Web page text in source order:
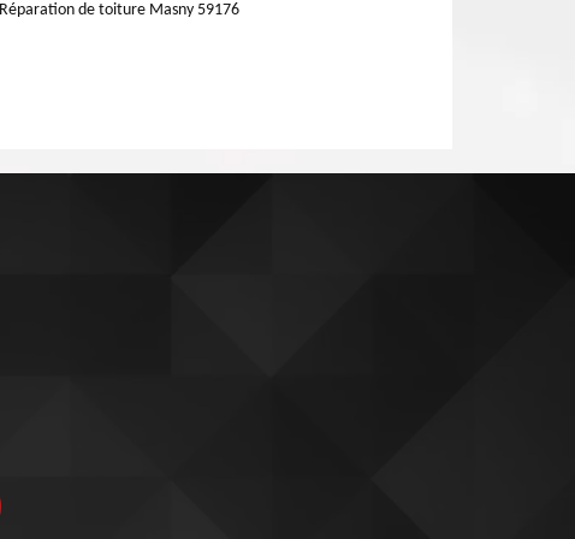
Réparation de toiture Masny 59176